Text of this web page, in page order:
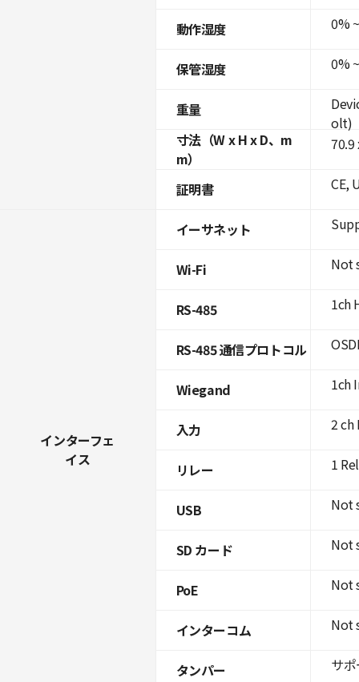
動作湿度
保管湿度
重量
寸法（W x H x D、m
m）
証明書
インターフェ
イス
イーサネット
Wi-Fi
RS-485
RS-485 通信プロトコル
Wiegand
入力
リレー
USB
SD カード
PoE
インターコム
タンパー
0%
0%
olt)
CE,
Not
1ch
1ch
2 ch
1
Not
Not
Not
Not
サ